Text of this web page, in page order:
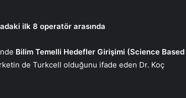
ilk 8 operatör arasında
Bilim Temelli Hedefler Girişimi (Science Based
de Turkcell olduğunu ifade eden Dr. Koç